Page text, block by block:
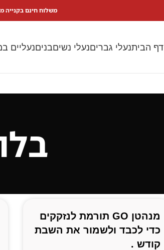
משלוח חינם בקנייה מעל
דף הביתנעלי גבריםנעלי נשיםבניםנעליים
מנהטן GO תורמת לנזקקים
כדי לכבד ולשמור את השבת
קודש .